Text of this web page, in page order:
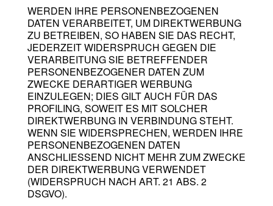
WERDEN IHRE PERSONENBEZOGENEN
DATEN VERARBEITET, UM DIREKTWERBUNG
ZU BETREIBEN, SO HABEN SIE DAS RECHT,
JEDERZEIT WIDERSPRUCH GEGEN DIE
VERARBEITUNG SIE BETREFFENDER
PERSONENBEZOGENER DATEN ZUM
ZWECKE DERARTIGER WERBUNG
EINZULEGEN; DIES GILT AUCH FÜR DAS
PROFILING, SOWEIT ES MIT SOLCHER
DIREKTWERBUNG IN VERBINDUNG STEHT.
WENN SIE WIDERSPRECHEN, WERDEN IHRE
PERSONENBEZOGENEN DATEN
ANSCHLIESSEND NICHT MEHR ZUM ZWECKE
DER DIREKTWERBUNG VERWENDET
(WIDERSPRUCH NACH ART. 21 ABS. 2
DSGVO).